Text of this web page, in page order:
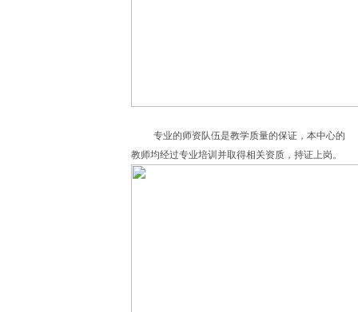
专业的师资队伍是教学质量的保证，本中心的
教师均经过专业培训并取得相关资质，持证上岗。